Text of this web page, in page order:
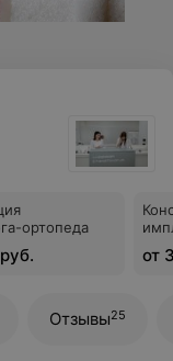
ортопеда
от
Отзывы25